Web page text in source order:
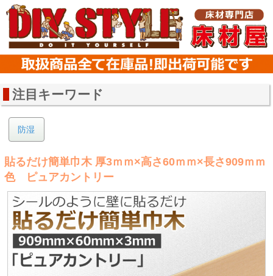
注目キーワード
防湿
貼るだけ簡単巾木 厚3ｍｍ×高さ60ｍｍ×長さ909ｍｍ
色 ピュアカントリー